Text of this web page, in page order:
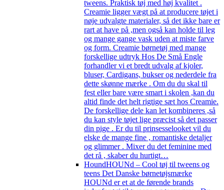
tweens. Praktisk tøj med høj kvalitet .
Creamie ligger vægt på at producere tøjet i
nøje udvalgte materialer, så det ikke bare er
rart at have på ,men også kan holde til leg
og mange gange vask uden at miste farve
og form. Creamie børnetøj med mange
forskellige udtryk Hos De Små Engle
forhandler vi et bredt udvalg af kjoler,
bluser, Cardigans, bukser og nederdele fra
dette skønne mærke . Om du du skal til
fest eller bare være smart i skolen ,kan du
altid finde det helt rigtige sæt hos Creamie.
De forskellige dele kan let kombineres ,så
du kan style tøjet lige præcist så det passer
din pige . Er du til prinsesselooket vil du
elske de mange fine , romantiske detaljer
og glimmer . Mixer du det feminine med
det rå , skaber du hurtigt…
HoundHOUNd – Cool tøj til tweens og
teens Det Danske børnetøjsmærke
HOUNd er et at de førende brands